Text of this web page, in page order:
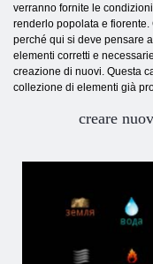
verranno fornite le
renderlo popolata e
perché qui si deve pensare
elementi corretti e
creazione di nuovi. Questa
collezione di elementi già
creare